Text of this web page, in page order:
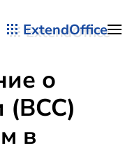
ExtendOffice
о
в